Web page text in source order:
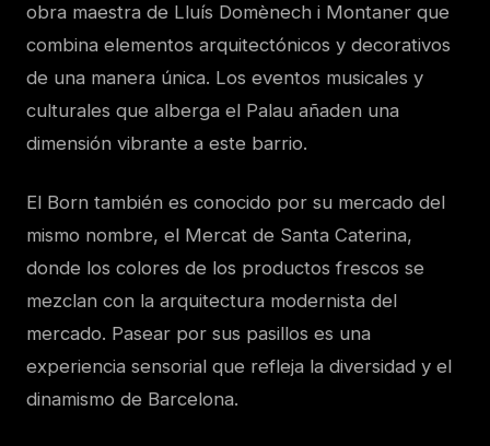
obra maestra de Lluís Domènech i Montaner que
combina elementos arquitectónicos y decorativos
de una manera única. Los eventos musicales y
culturales que alberga el Palau añaden una
dimensión vibrante a este barrio.
El Born también es conocido por su mercado del
mismo nombre, el Mercat de Santa Caterina,
donde los colores de los productos frescos se
mezclan con la arquitectura modernista del
mercado. Pasear por sus pasillos es una
experiencia sensorial que refleja la diversidad y el
dinamismo de Barcelona.